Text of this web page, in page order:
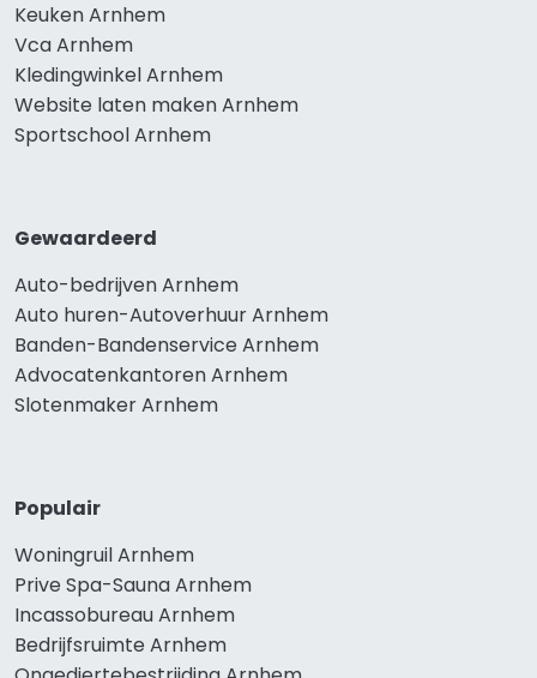
Keuken Arnhem
Vca Arnhem
Kledingwinkel Arnhem
Website laten maken Arnhem
Sportschool Arnhem
Gewaardeerd
Auto-bedrijven Arnhem
Auto huren-Autoverhuur Arnhem
Banden-Bandenservice Arnhem
Advocatenkantoren Arnhem
Slotenmaker Arnhem
Populair
Woningruil Arnhem
Prive Spa-Sauna Arnhem
Incassobureau Arnhem
Bedrijfsruimte Arnhem